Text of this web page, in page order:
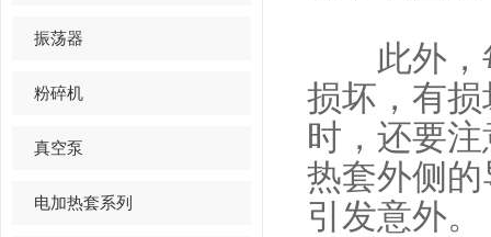
振荡器
粉碎机
真空泵
电加热套系列
此外，每
损坏，有
时，还要
热套外侧
引发意外。